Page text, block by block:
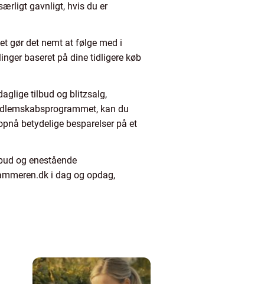
gavnligt, hvis du er
gør det nemt at følge med i
baseret på dine tidligere køb
tilbud og blitzsalg,
kan du
betydelige besparelser på et
og enestående
i dag og opdag,